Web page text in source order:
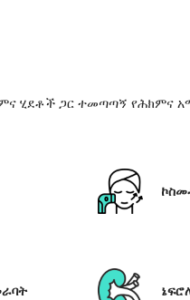
ሂደቶች ጋር ተመጣጣኝ የሕክምና